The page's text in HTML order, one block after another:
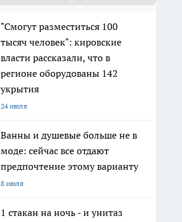
"Смогут разместиться 100
тысяч человек": кировские
власти рассказали, что в
регионе оборудованы 142
укрытия
24 июля
Ванны и душевые больше не в
моде: сейчас все отдают
предпочтение этому варианту
8 июля
1 стакан на ночь - и унитаз